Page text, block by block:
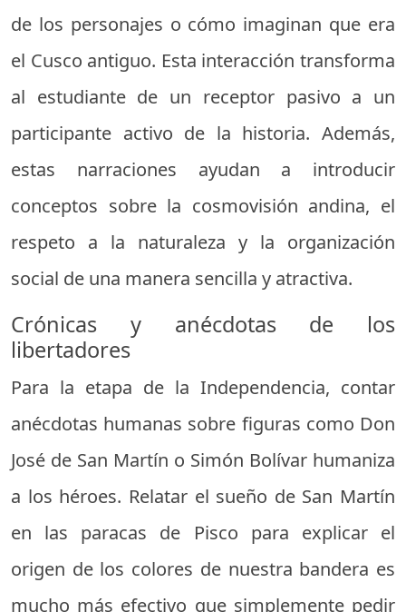
de los personajes o cómo imaginan que era
el Cusco antiguo. Esta interacción transforma
al estudiante de un receptor pasivo a un
participante activo de la historia. Además,
estas narraciones ayudan a introducir
conceptos sobre la cosmovisión andina, el
respeto a la naturaleza y la organización
social de una manera sencilla y atractiva.
Crónicas y anécdotas de los
libertadores
Para la etapa de la Independencia, contar
anécdotas humanas sobre figuras como Don
José de San Martín o Simón Bolívar humaniza
a los héroes. Relatar el sueño de San Martín
en las paracas de Pisco para explicar el
origen de los colores de nuestra bandera es
mucho más efectivo que simplemente pedir